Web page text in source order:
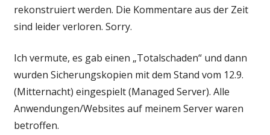
rekonstruiert werden. Die Kommentare aus der Zeit
sind leider verloren. Sorry.
Ich vermute, es gab einen „Totalschaden“ und dann
wurden Sicherungskopien mit dem Stand vom 12.9.
(Mitternacht) eingespielt (Managed Server). Alle
Anwendungen/Websites auf meinem Server waren
betroffen.